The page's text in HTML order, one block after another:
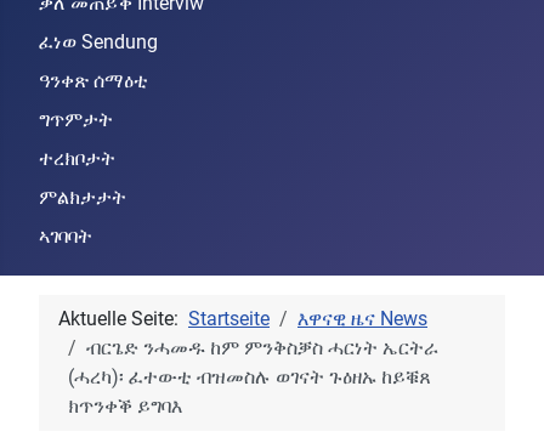
ፈነወ Sendung
ዓንቀጽ ሰማዕቲ
ግጥምታት
ተረክቦታት
ምልክታታት
ኣገባባት
Aktuelle Seite: Startseite
እዋናዊ ዜና News
ብርጌድ ንሓመዱ ከም ምንቅስቓስ ሓርነት ኤርትራ
(ሓረካ)፡ ፈተውቲ ብዝመስሉ ወገናት ጉዕዘኡ ከይቑጸ
ክጥንቀቕ ይግባእ